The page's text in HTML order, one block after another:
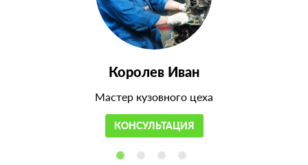
Королев Иван
Мастер кузовного цеха
КОНСУЛЬТАЦИЯ